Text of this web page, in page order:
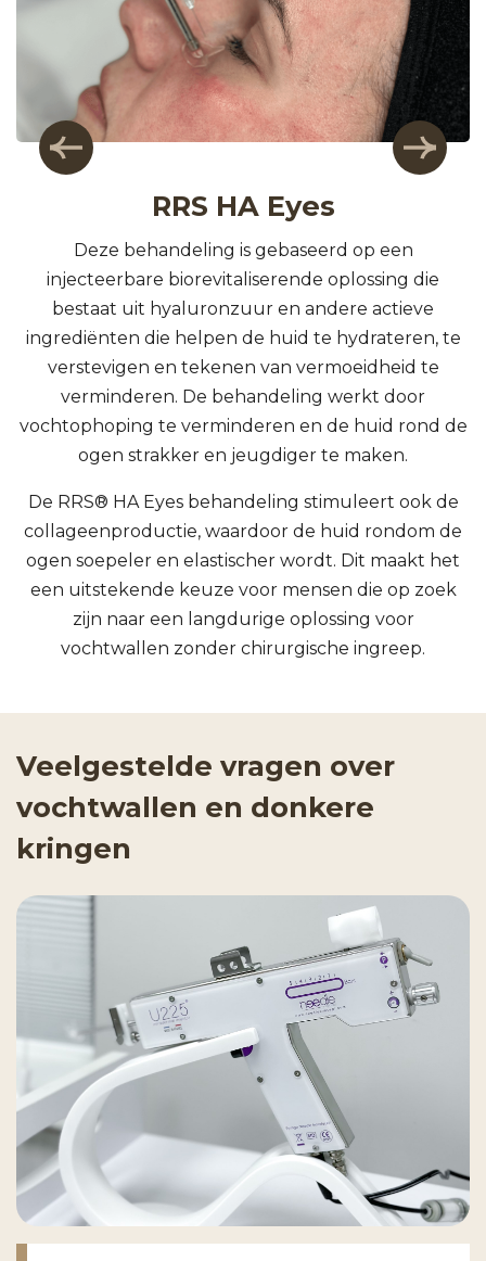
RRS HA Eyes
Deze behandeling is gebaseerd op een
injecteerbare biorevitaliserende oplossing die
bestaat uit hyaluronzuur en andere actieve
ingrediënten die helpen de huid te hydrateren, te
verstevigen en tekenen van vermoeidheid te
verminderen. De behandeling werkt door
vochtophoping te verminderen en de huid rond de
ogen strakker en jeugdiger te maken.
De RRS® HA Eyes behandeling stimuleert ook de
collageenproductie, waardoor de huid rondom de
ogen soepeler en elastischer wordt. Dit maakt het
een uitstekende keuze voor mensen die op zoek
zijn naar een langdurige oplossing voor
vochtwallen zonder chirurgische ingreep.
Veelgestelde vragen over
vochtwallen en donkere
kringen